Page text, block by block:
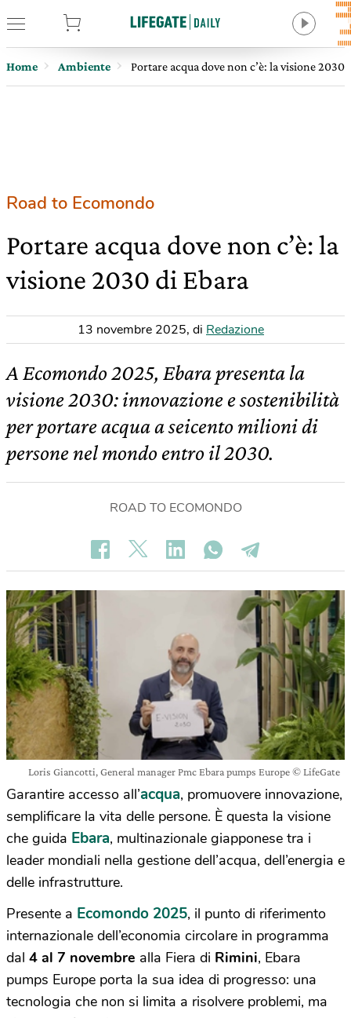
Home Ambiente Portare acqua dove non c’è: la visione 2030
Road to Ecomondo
Portare acqua dove non c’è: la
visione 2030 di Ebara
13 novembre 2025, di Redazione
A Ecomondo 2025, Ebara presenta la
visione 2030: innovazione e sostenibilità
per portare acqua a seicento milioni di
persone nel mondo entro il 2030.
ROAD TO ECOMONDO
Loris Giancotti, General manager Pmc Ebara pumps Europe © LifeGate
Garantire accesso all’acqua, promuovere innovazione,
semplificare la vita delle persone. È questa la visione
che guida Ebara, multinazionale giapponese tra i
leader mondiali nella gestione dell’acqua, dell’energia e
delle infrastrutture.
Presente a Ecomondo 2025, il punto di riferimento
internazionale dell’economia circolare in programma
dal 4 al 7 novembre alla Fiera di Rimini, Ebara
pumps Europe porta la sua idea di progresso: una
tecnologia che non si limita a risolvere problemi, ma